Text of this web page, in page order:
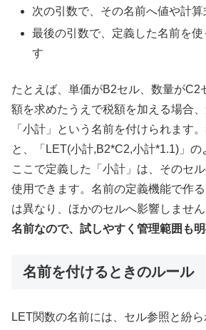
次の引数で、その名前へ値や計
最後の引数で、定義した名前を
す
たとえば、単価がB2セル、数量がC2
額を求めたうえで税額を加える場合
「小計」という名前を付けられます
と、「LET(小計,B2*C2,小計*1.1)」の
ここで定義した「小計」は、そのセ
使用できます。名前の定義機能で作
は異なり、ほかのセルへ影響しません
名前なので、試しやすく管理範囲も
名前を付けるときのルール
LET関数の名前には、セル参照と紛